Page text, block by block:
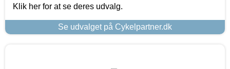
Klik her for at se deres udvalg.
Se udvalget på Cykelpartner.dk